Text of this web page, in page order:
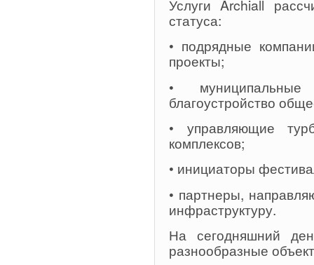
Услуги Archiall
статуса:
• подрядные
проекты;
•
благоустройство
• управляющие
комплексов;
• инициаторы
• партнеры,
инфраструктуру.
На сегодняшний
разнообразные